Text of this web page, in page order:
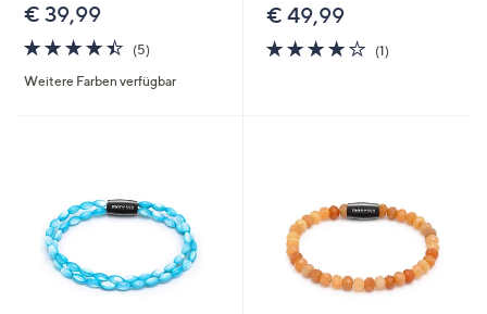
€ 39,99
4.4
von
5
(5)5
Weitere Farben verfügbar
€ 49,99
4.0
von
(1)1